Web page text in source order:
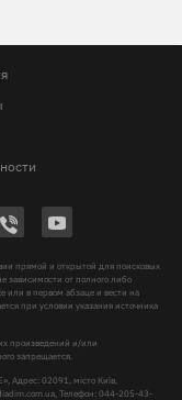
прямой и открытой для поисковых
зависимости от полного либо
или в первом абзаце и вести на
при условии указания источника
произведений и/или
запрещается.
Адрес: 02091, місто Київ,
, Телефон: 044-205-43-